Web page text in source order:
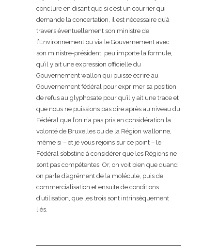
conclure en disant que si c’est un courrier qui
demande la concertation, il est nécessaire qu’à
travers éventuellement son ministre de
l’Environnement ou via le Gouvernement avec
son ministre-président, peu importe la formule,
qu’il y ait une expression officielle du
Gouvernement wallon qui puisse écrire au
Gouvernement fédéral pour exprimer sa position
de refus au glyphosate pour qu’il y ait une trace et
que nous ne puissions pas dire après au niveau du
Fédéral que l’on n’a pas pris en considération la
volonté de Bruxelles ou de la Région wallonne,
même si – et je vous rejoins sur ce point – le
Fédéral s’obstine à considérer que les Régions ne
sont pas compétentes. Or, on voit bien que quand
on parle d’agrément de la molécule, puis de
commercialisation et ensuite de conditions
d’utilisation, que les trois sont intrinsèquement
liés.